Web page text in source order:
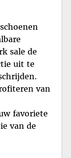
sale de
uit te
van
favoriete
van de